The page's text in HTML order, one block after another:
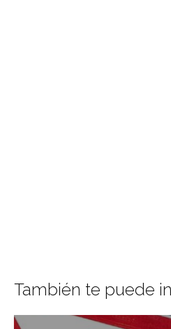
También te puede